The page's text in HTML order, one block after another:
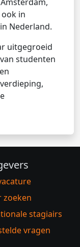
in
Nederland.
uitgegroeid
studenten
zoeken
stagiairs
vragen